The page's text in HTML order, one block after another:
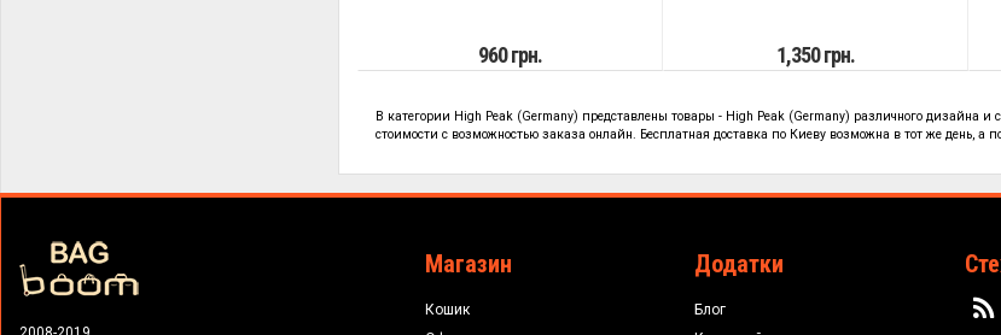
960 грн. 1,350 грн.
В категории High Peak (Germany) представлены товары - High Peak (Germany) различного дизайна и
стоимости с возможностью заказа онлайн. Бесплатная доставка по Киеву возможна в тот же день, а
Магазин
Кошик
Додатки
Блог